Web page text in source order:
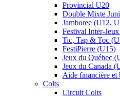
Provincial U20
Double Mixte
Jamboree (U12,
Festival Inter-
Tic, Tap & Toc
FestiPierre (U15)
Jeux du Québec
Jeux du Canada
Aide financière et
Colts
Circuit Colts